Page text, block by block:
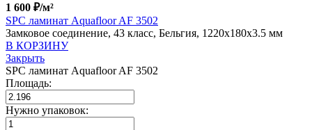
1 600 ₽/м²
SPC ламинат Aquafloor AF 3502
Замковое соединение, 43 класс, Бельгия, 1220x180x3.5 мм
В КОРЗИНУ
Закрыть
SPC ламинат Aquafloor AF 3502
Площадь:
Нужно упаковок: